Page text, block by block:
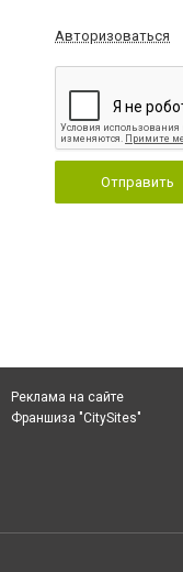
Авторизоваться
Отправить
Реклама на сайте
Франшиза "CitySites"